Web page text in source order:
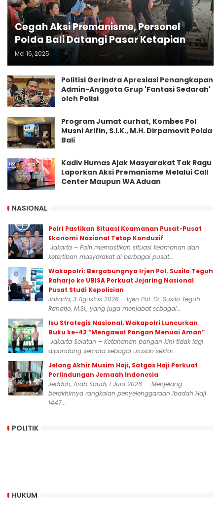
Cegah Aksi Premanisme, Personel
Polda Bali Datangi Pasar Ketapian
Mei 16, 2025
Politisi Gerindra Apresiasi Penangkapan
Admin-Anggota Grup 'Fantasi Sedarah'
oleh Polisi
Program Jumat curhat, Kombes Pol
Musni Arifin, S.I.K., M.H. Dirpamovit Polda
Bali
Kadiv Humas Ajak Masyarakat Tak Ragu
Laporkan Aksi Premanisme Melalui Call
Center Maupun WA Aduan
NASIONAL
Polri Pastikan Situasi Keamanan Pusat-Pusat
Ekonomi Nasional Tetap Kondusif
Jakarta – Polri memastikan situasi keamanan dan
ketertiban masyarakat di berbagai pusat...
Wakapolri: Bergabungnya Irjen Pol. Susilo Teguh
Raharjo ke UBISA Perkuat Jejaring Nasional
Pusat Studi Kepolisian
Jakarta, 3 Agustus 2026 – Irjen Pol. Dr. Susilo Teguh
Raharjo, M.Si., yang juga menjabat sebagai...
Isu Strategis Nasional, Wakapolri Luncurkan
Buku ke-42 “Mengawal Pangan Menuai Aman”
Jakarta Selatan – Ketahanan pangan kini tidak lagi
dipandang semata sebagai urusan sektor...
Jelang Akhir Musim Haji, Satgas Haji Perkuat
Perlindungan Jemaah Indonesia
Jeddah, Arab Saudi, 1 Juni 2026 — Menjelang
berakhirnya rangkaian penyelenggaraan Ibadah Haji
1447...
POLITIK
HUKUM